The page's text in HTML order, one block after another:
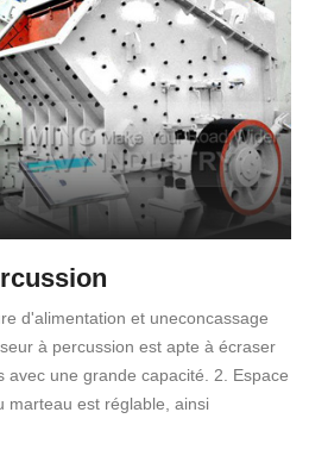
d'alimentation et uneconcassage
à percussion est apte à écraser
avec une grande capacité. 2. Espace
marteau est réglable, ainsi